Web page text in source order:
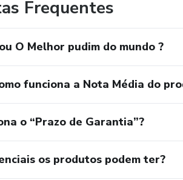
Frequentes
O Melhor pudim do mundo ?
funciona a Nota Média do
o “Prazo de Garantia”?
os produtos podem ter?